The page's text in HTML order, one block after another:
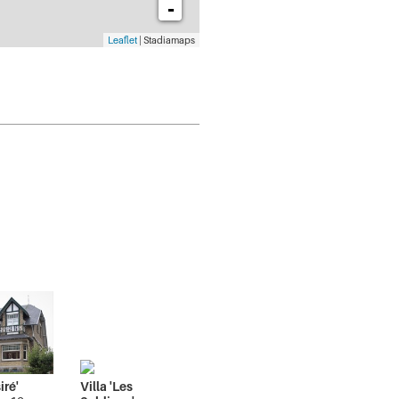
-
Leaflet | Stadiamaps
Villa 'Les